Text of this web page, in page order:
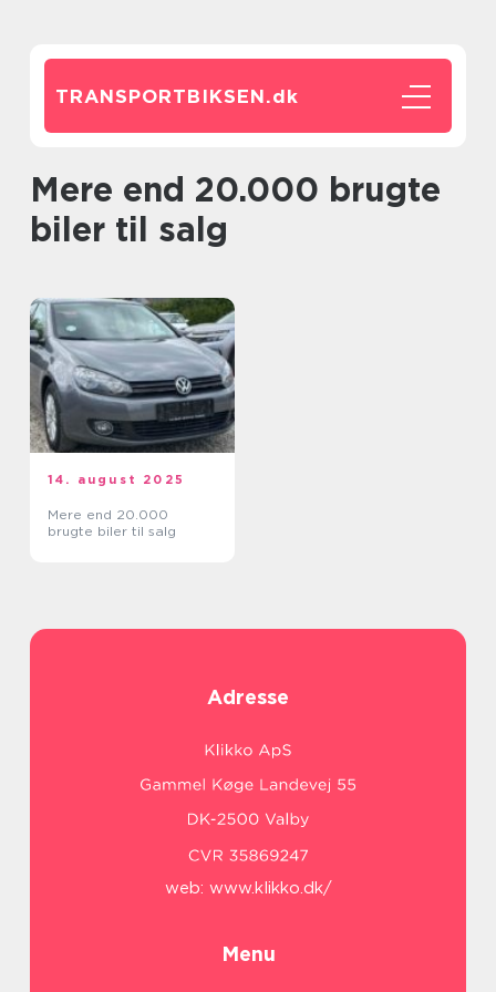
TRANSPORTBIKSEN.dk
Mere end 20.000 brugte
biler til salg
14. august 2025
Mere end 20.000
brugte biler til salg
Adresse
web: www.klikko.dk/
Menu